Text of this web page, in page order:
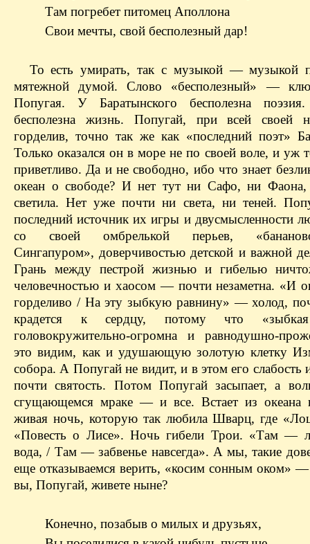
Там погребет питомец Аполлона
Свои мечты, свой бесполезный дар!
То есть умирать, так с музыкой — музыкой
мятежной думой. Слово «бесполезный» —
Попугая. У Баратынского бесполезна
бесполезна жизнь. Попугай, при всей своей
горделив, точно так же как «последний поэт»
Только оказался он в море не по своей воле, и уж
приветливо. Да и не свободно, ибо что знает
океан о свободе? И нет тут ни Сафо, ни Фаона,
светила. Нет уже почти ни света, ни теней.
последний источник их игры и двусмысленности
со своей омбрелькой перьев,
Сингапуром», доверчивостью детской и важной
Грань между пестрой жизнью и гибелью
человечностью и хаосом — почти незаметна. «И
горделиво / На эту зыбкую равнину» — холод,
крадется к сердцу, потому что «зыбкая
головокружительно-огромна и равнодушно-
это видим, как и удушающую золотую клетку
собора. А Попугай не видит, и в этом его слабость
почти святость. Потом Попугай засыпает, а
сгущающемся мраке — и все. Встает из океана
живая ночь, которую так любила Шварц, где
«Повесть о Лисе». Ночь гибели Трои. «Там —
вода, / Там — забвенье навсегда». А мы, такие
еще отказываемся верить, «косим сонным оком»
вы, Попугай, живете ныне?
Конечно, позабыв о милых и друзьях,